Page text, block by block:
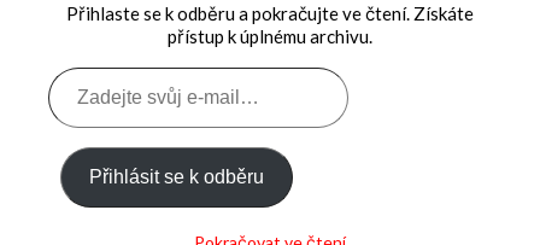
Přihlaste se k odběru a pokračujte ve čtení. Získáte
přístup k úplnému archivu.
Zadejte
svůj
e-
mail…
Přihlásit se k odběru